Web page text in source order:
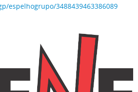
espelhogrupo/3488439463386089